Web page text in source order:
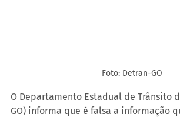
Foto: Detran-GO
O Departamento Estadual de Trânsito
GO) informa que é falsa a informação